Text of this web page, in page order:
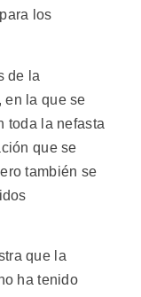
los
de la
en la que se
toda la nefasta
que se
también se
que la
ha tenido